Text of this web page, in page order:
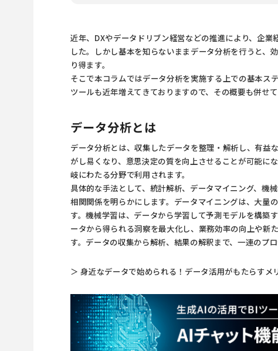
近年、DXやデータドリブン経営などの推進により、企業
した。しかし基本を知らないままデータ分析を行うと、
り得ます。
そこで本コラムではデータ分析を実施する上での基本ス
ツールも近年増えてきておりますので、その概要も併せて
データ分析とは
データ分析とは、収集したデータを整理・解析し、有益
がし易くなり、意思決定の質を向上させることが可能に
岐にわたる分野で利用されます。
具体的な手法として、統計解析、データマイニング、機
相関関係を明らかにします。データマイニングは、大量
す。機械学習は、データから学習して予測モデルを構築
ータから得られる洞察を最大化し、業務効率の向上や新
す。データの収集から解析、結果の解釈まで、一連のプ
＞ 身近なデータで始められる！データ活用がもたらすメ